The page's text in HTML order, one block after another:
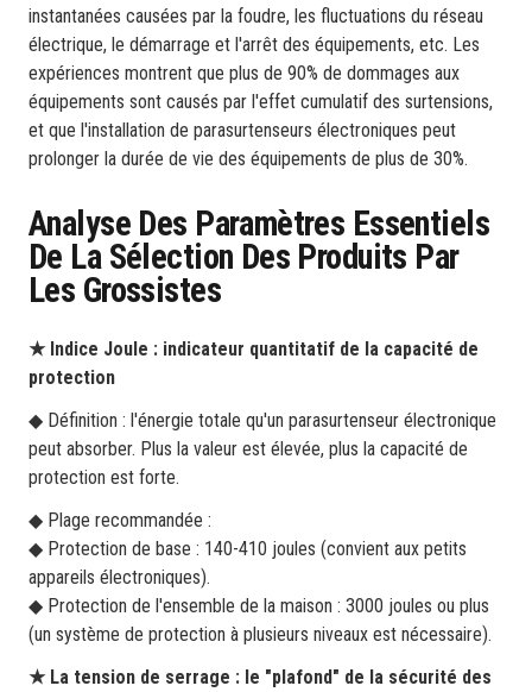
instantanées causées par la foudre, les fluctuations du réseau
électrique, le démarrage et l'arrêt des équipements, etc. Les
expériences montrent que plus de 90% de dommages aux
équipements sont causés par l'effet cumulatif des surtensions,
et que l'installation de parasurtenseurs électroniques peut
prolonger la durée de vie des équipements de plus de 30%.
Analyse Des Paramètres Essentiels
De La Sélection Des Produits Par
Les Grossistes
★ Indice Joule : indicateur quantitatif de la capacité de
protection
◆ Définition : l'énergie totale qu'un parasurtenseur électronique
peut absorber. Plus la valeur est élevée, plus la capacité de
protection est forte.
◆ Plage recommandée :
◆ Protection de base : 140-410 joules (convient aux petits
appareils électroniques).
◆ Protection de l'ensemble de la maison : 3000 joules ou plus
(un système de protection à plusieurs niveaux est nécessaire).
★ La tension de serrage : le "plafond" de la sécurité des